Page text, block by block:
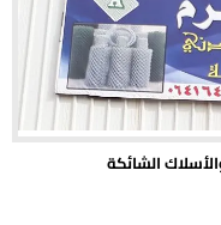
الشائكة